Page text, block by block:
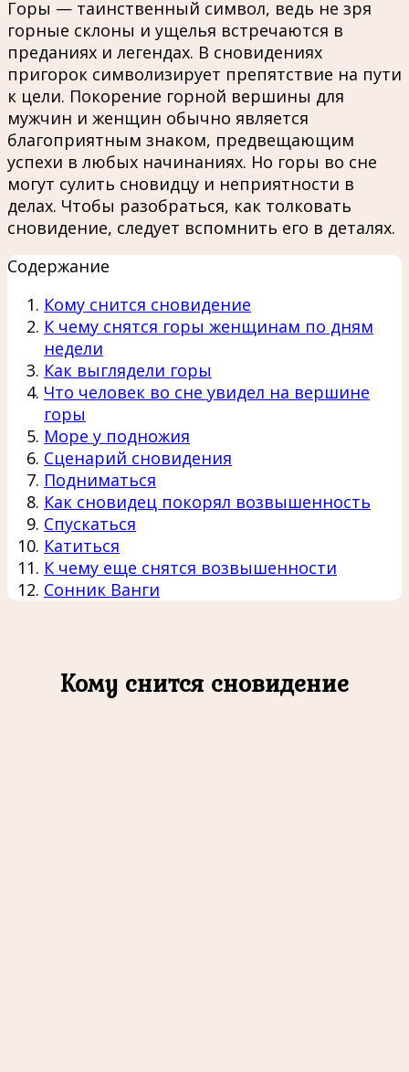
Горы — таинственный символ, ведь не зря
горные склоны и ущелья встречаются в
преданиях и легендах. В сновидениях
пригорок символизирует препятствие на пути
к цели. Покорение горной вершины для
мужчин и женщин обычно является
благоприятным знаком, предвещающим
успехи в любых начинаниях. Но горы во сне
могут сулить сновидцу и неприятности в
делах. Чтобы разобраться, как толковать
сновидение, следует вспомнить его в деталях.
Содержание
Кому снится сновидение
К чему снятся горы женщинам по дням
недели
Как выглядели горы
Что человек во сне увидел на вершине
горы
Море у подножия
Сценарий сновидения
Подниматься
Как сновидец покорял возвышенность
Спускаться
Катиться
К чему еще снятся возвышенности
Сонник Ванги
Кому снится сновидение